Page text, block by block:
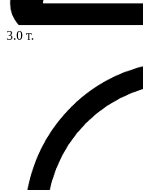
3.0 т.